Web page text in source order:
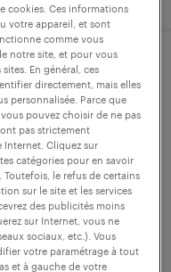
(f/h)
atlantique
cookies. Ces informations
votre appareil, et sont
comme vous
notre site, et pour vous
En général, ces
directement, mais elles
personnalisée. Parce que
pouvez choisir de ne pas
pas strictement
Internet. Cliquez sur
catégories pour en savoir
le refus de certains
sur le site et les services
des publicités moins
sur Internet, vous ne
sociaux, etc.). Vous
votre paramétrage à tout
et à gauche de votre